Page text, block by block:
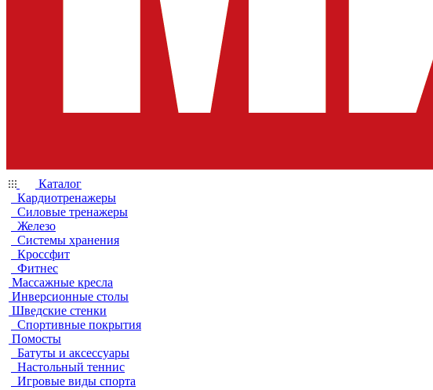
Каталог
Кардиотренажеры
Силовые тренажеры
Железо
Системы хранения
Кроссфит
Фитнес
Массажные кресла
Инверсионные столы
Шведские стенки
Спортивные покрытия
Помосты
Батуты и аксессуары
Настольный теннис
Игровые виды спорта